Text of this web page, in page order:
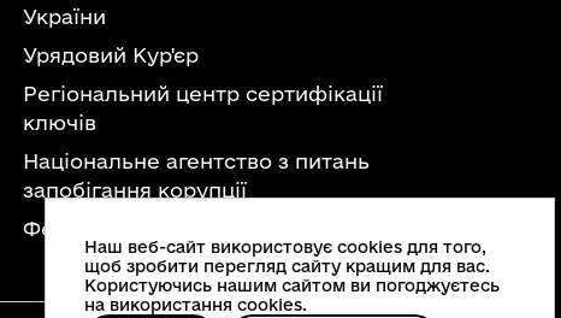
України
Урядовий Кур'єр
Регіональний центр сертифікації
ключів
Національне агентство з питань
запобігання корупції
Федерація професійних спілок України
Наш веб-сайт використовує cookies для того,
щоб зробити перегляд сайту кращим для вас.
Користуючись нашим сайтом ви погоджуєтесь
на використання cookies.